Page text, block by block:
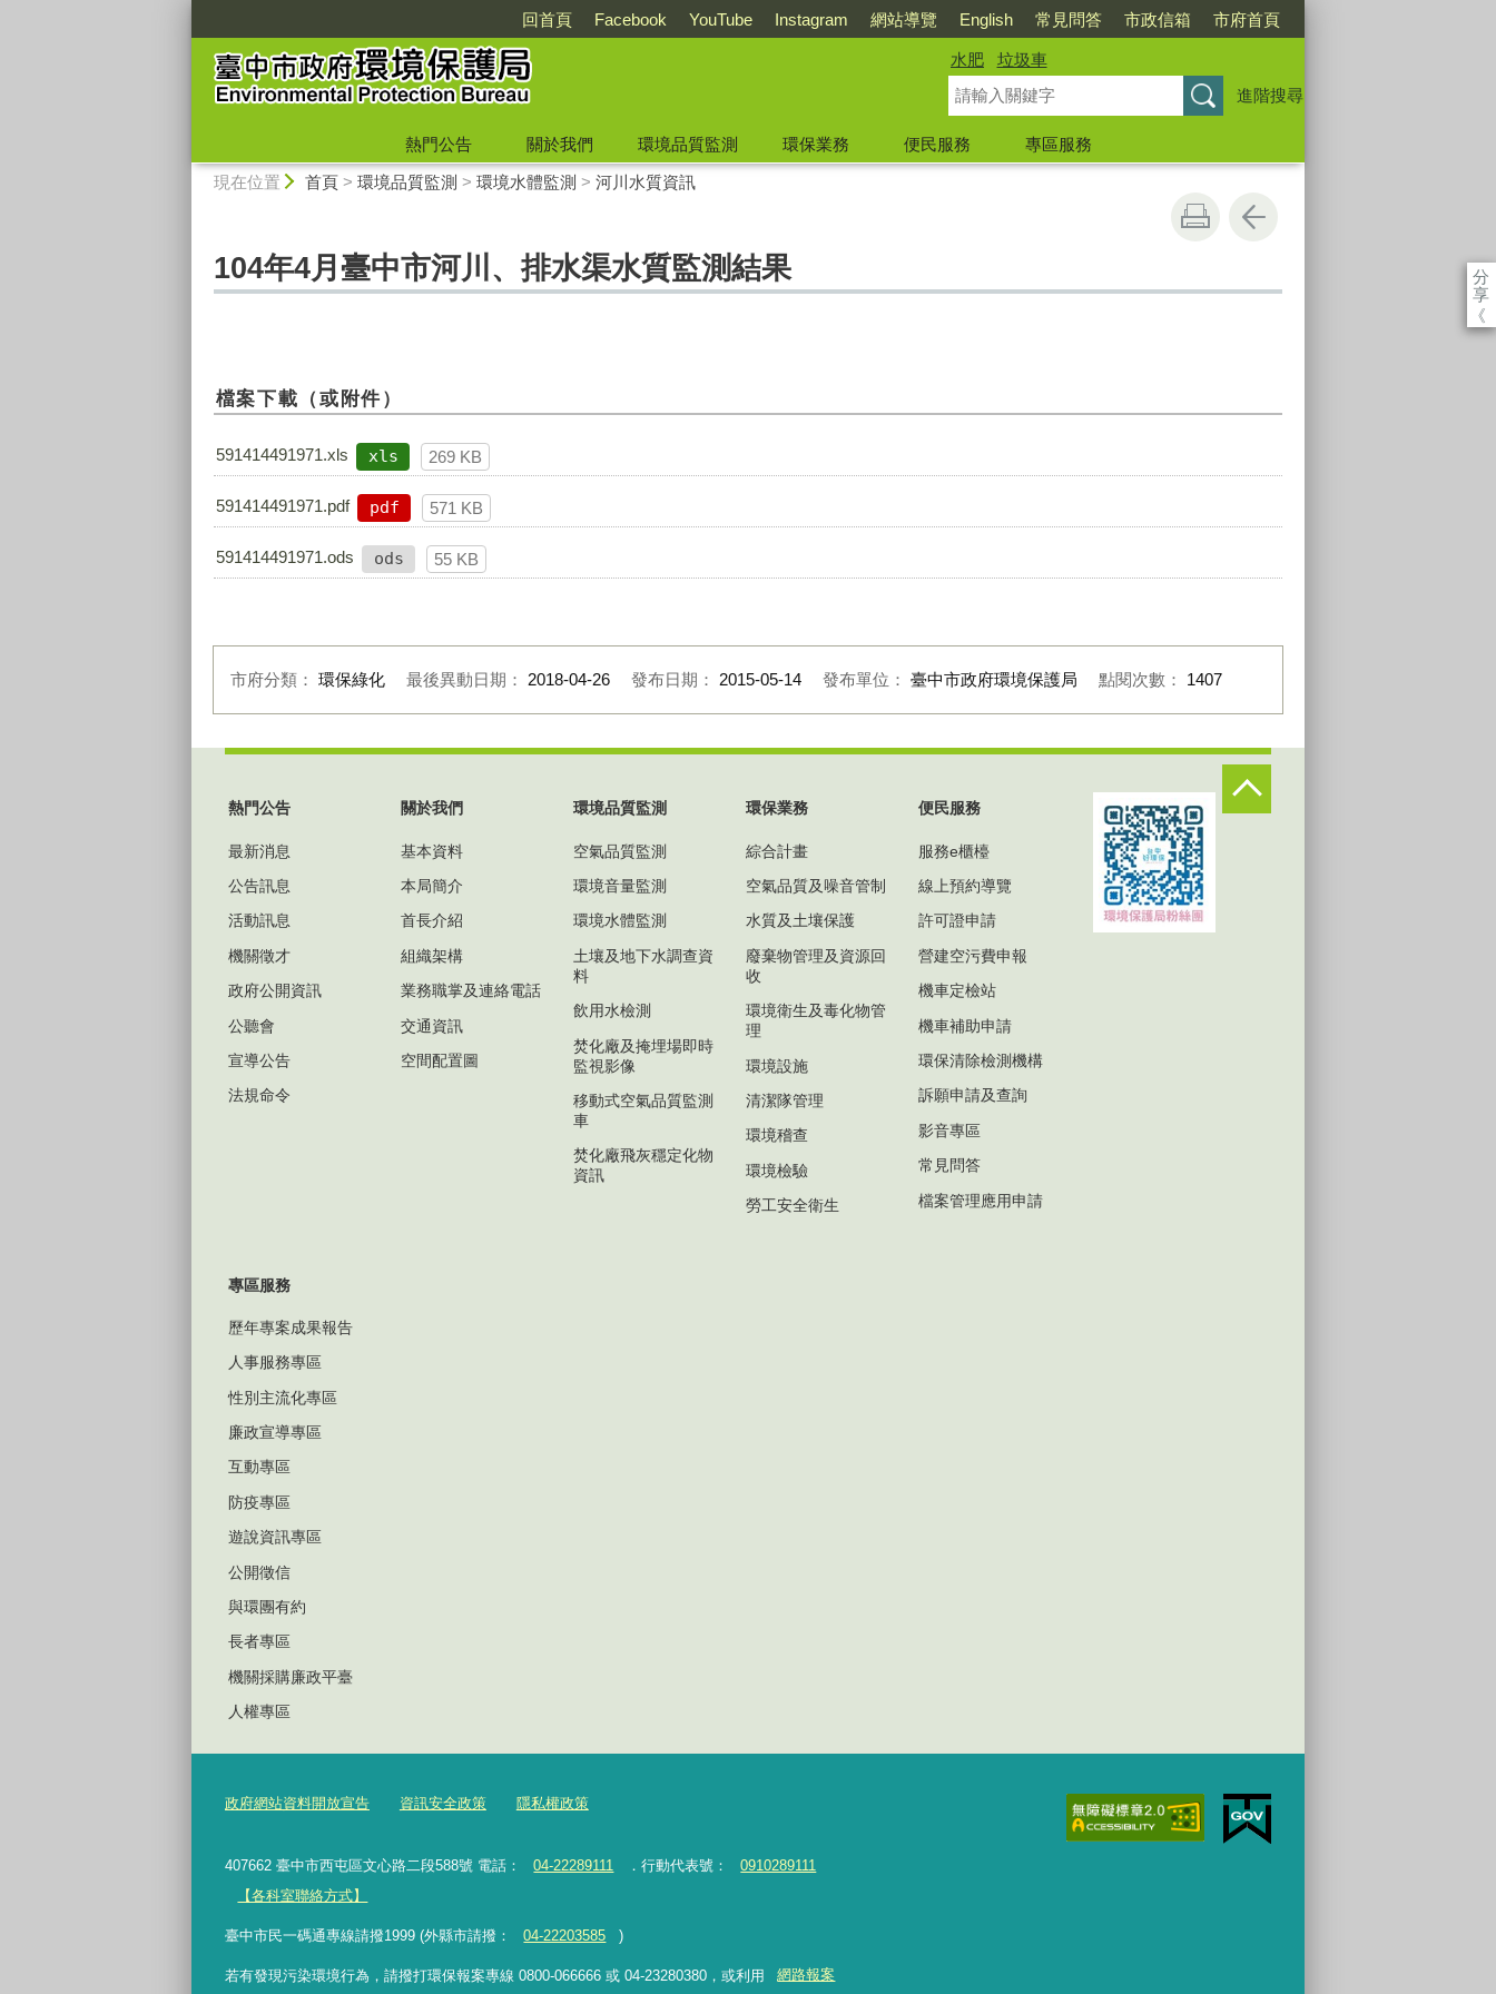
回首頁 Facebook YouTube Instagram 網站導覽 English 常見問答 市政信箱 市府首頁
水肥
垃圾車
進階搜尋
熱門公告 關於我們 環境品質監測 環保業務 便民服務
專區服務
現在位置 首頁> 環境品質監測 > 環境水體監測 > 河川水質資訊
分
享
《
104年4月臺中市河川、排水渠水質監測結果
檔案下載（或附件）
591414491971.xls xls 269 KB
591414491971.pdf pdf 571 KB
591414491971.ods ods 55 KB
市府分類： 環保綠化 最後異動日期： 2018-04-26 發布日期： 2015-05-14 發布單位： 臺中市政府環境保護局 點閱次數： 1407
熱門公告
最新消息
公告訊息
活動訊息
機關徵才
政府公開資訊
公聽會
宣導公告
法規命令
關於我們
基本資料
本局簡介
首長介紹
組織架構
業務職掌及連絡電話
交通資訊
空間配置圖
環境品質監測
空氣品質監測
環境音量監測
環境水體監測
土壤及地下水調查資
料
飲用水檢測
焚化廠及掩埋場即時
監視影像
移動式空氣品質監測
車
焚化廠飛灰穩定化物
資訊
環保業務
綜合計畫
空氣品質及噪音管制
水質及土壤保護
廢棄物管理及資源回
收
環境衛生及毒化物管
理
環境設施
清潔隊管理
環境稽查
環境檢驗
勞工安全衛生
便民服務
服務e櫃檯
線上預約導覽
許可證申請
營建空污費申報
機車定檢站
機車補助申請
環保清除檢測機構
訴願申請及查詢
影音專區
常見問答
檔案管理應用申請
專區服務
歷年專案成果報告
人事服務專區
性別主流化專區
廉政宣導專區
互動專區
防疫專區
遊說資訊專區
公開徵信
與環團有約
長者專區
機關採購廉政平臺
人權專區
政府網站資料開放宣告 資訊安全政策 隱私權政策
407662 臺中市西屯區文心路二段588號 電話： 04-22289111 ．行動代表號：
0910289111
【各科室聯絡方式】
臺中市民一碼通專線請撥1999 (外縣市請撥： 04-22203585 )
若有發現污染環境行為，請撥打環保報案專線 0800-066666 或 04-23280380，或利用 網路報案